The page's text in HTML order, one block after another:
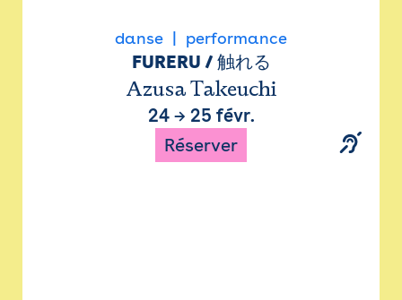
danse performance
FURERU / 触れる
Azusa Takeuchi
24→ 25 févr.
Réserver